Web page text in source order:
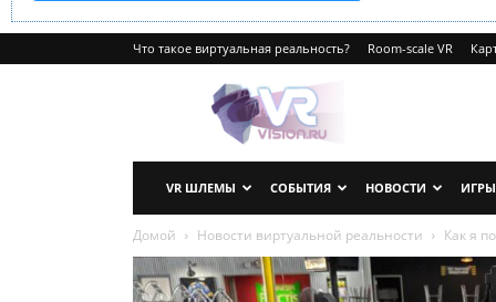
Что такое виртуальная реальность? Room-scale VR
VRvision.ru
VR ШЛЕМЫ СОБЫТИЯ НОВОСТИ ИГРЫ
Домой Новости виртуальной реальности Как я